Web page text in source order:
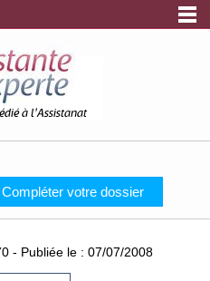
à l'Assistanat
votre dossier
- Publiée le : 07/07/2008